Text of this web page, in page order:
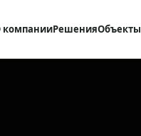
компанииРешенияОбъекты